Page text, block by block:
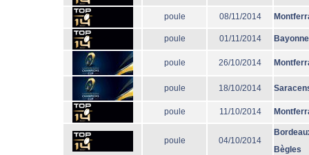
poule 08/11/2014
poule 01/11/2014 Bayonne
poule 26/10/2014
poule 18/10/2014
poule 11/10/2014
poule 04/10/2014
Bègles